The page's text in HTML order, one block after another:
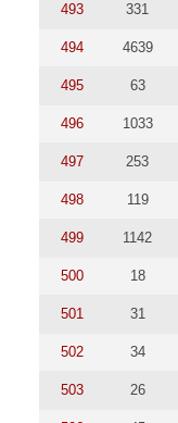
493 331
494 4639
495 63
496 1033
497 253
498 119
499 1142
500 18
501 31
502 34
503 26